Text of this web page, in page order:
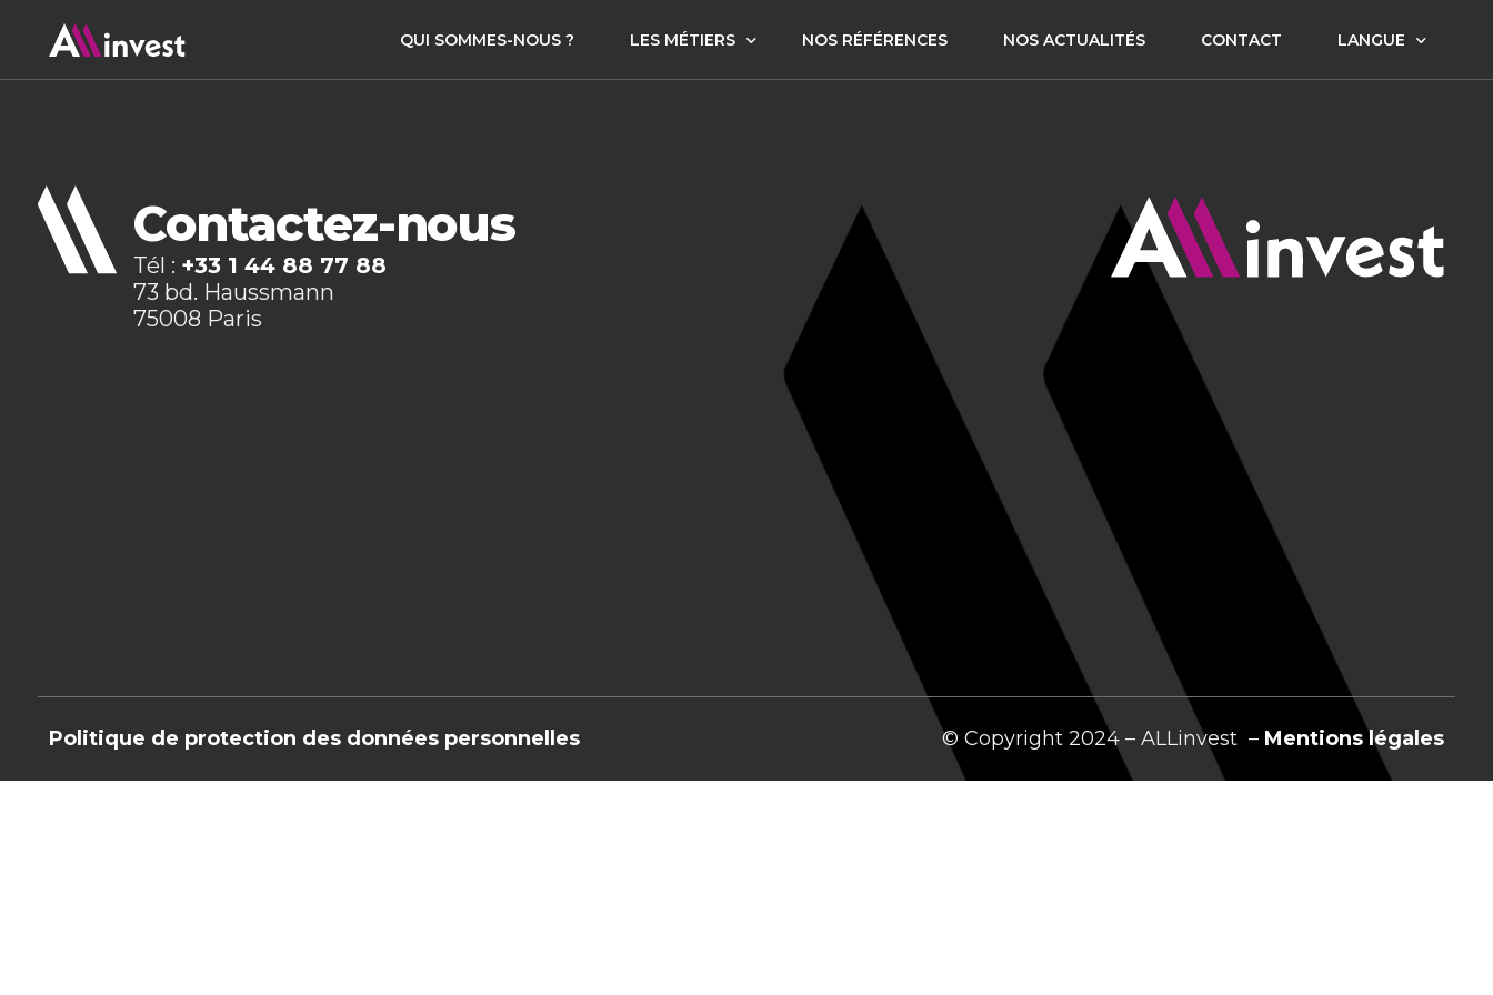
QUI SOMMES-NOUS ? LES MÉTIERS
Sully Patrimoine Gestion
NOS RÉFÉRENCES NOS ACTUALITÉS CONTACT LANGUE
Contactez-nous
Tél : +33 1 44 88 77 88
73 bd. Haussmann
75008 Paris
Politique de protection des données personnelles © Copyright 2024 – ALLinvest – Mentions légales